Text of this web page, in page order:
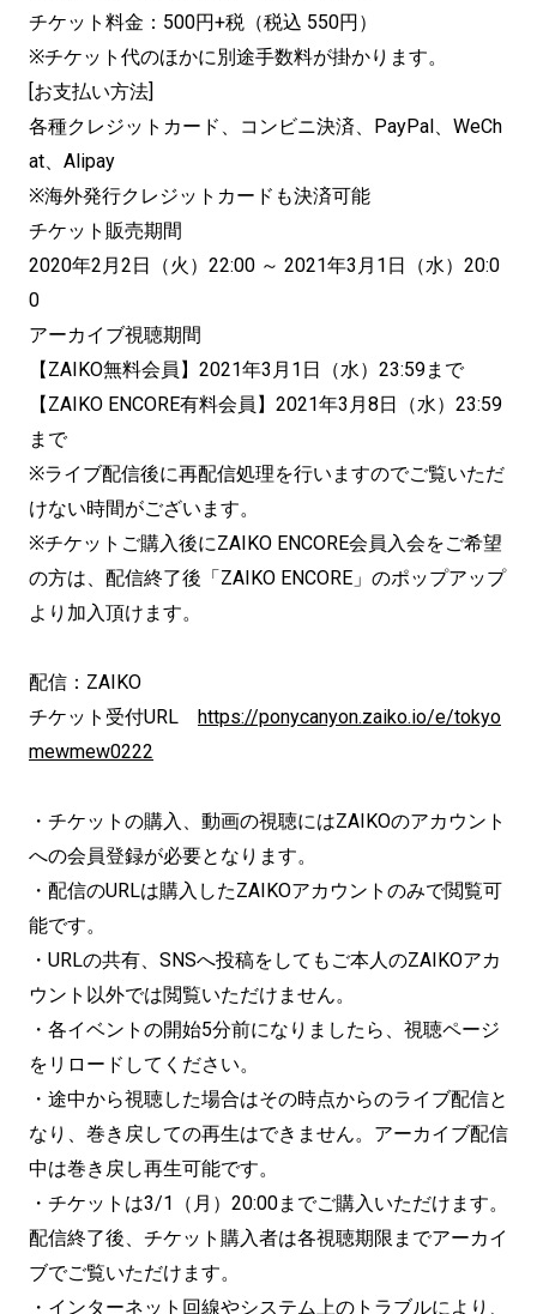
チケット料金：500円+税（税込 550円）
※チケット代のほかに別途手数料が掛かります。
[お支払い方法]
各種クレジットカード、コンビニ決済、PayPal、WeCh
at、Alipay
※海外発行クレジットカードも決済可能
チケット販売期間
2020年2月2日（火）22:00 ～ 2021年3月1日（水）20:0
0
アーカイブ視聴期間
【ZAIKO無料会員】2021年3月1日（水）23:59まで
【ZAIKO ENCORE有料会員】2021年3月8日（水）23:59
まで
※ライブ配信後に再配信処理を行いますのでご覧いただ
けない時間がございます。
※チケットご購入後にZAIKO ENCORE会員入会をご希望
の方は、配信終了後「ZAIKO ENCORE」のポップアップ
より加入頂けます。
配信：ZAIKO
チケット受付URL https://ponycanyon.zaiko.io/e/tokyo
mewmew0222
・チケットの購入、動画の視聴にはZAIKOのアカウント
への会員登録が必要となります。
・配信のURLは購入したZAIKOアカウントのみで閲覧可
能です。
・URLの共有、SNSへ投稿をしてもご本人のZAIKOアカ
ウント以外では閲覧いただけません。
・各イベントの開始5分前になりましたら、視聴ページ
をリロードしてください。
・途中から視聴した場合はその時点からのライブ配信と
なり、巻き戻しての再生はできません。アーカイブ配信
中は巻き戻し再生可能です。
・チケットは3/1（月）20:00までご購入いただけます。
配信終了後、チケット購入者は各視聴期限までアーカイ
ブでご覧いただけます。
・インターネット回線やシステム上のトラブルにより、